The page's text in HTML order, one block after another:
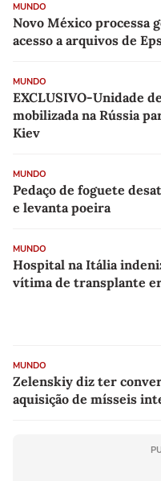
MUNDO
Novo México processa
acesso a arquivos de
MUNDO
EXCLUSIVO-Unidade
mobilizada na Rússia
Kiev
MUNDO
Pedaço de foguete
e levanta poeira
MUNDO
Hospital na Itália
vítima de transplante
MUNDO
Zelenskiy diz ter
aquisição de mísseis